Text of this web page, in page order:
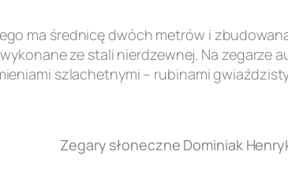
ma średnicę dwóch metrów i
ze stali nierdzewnej. Na
szlachetnymi – rubinami
Zegary słoneczne Dominiak